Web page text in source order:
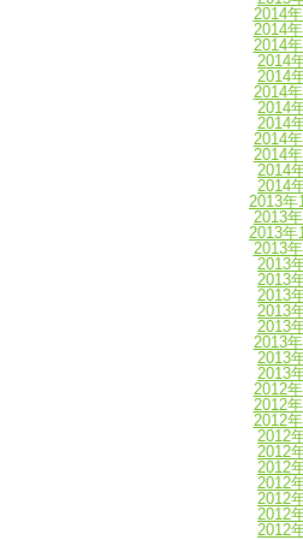
2014
2014
2014
2014
2014
2014
2014
2014
2014
2014
2014
2014
2013年
2013
2013年
2013
2013
2013
2013
2013
2013
2013
2013
2013
2012
2012
2012
2012
2012
2012
2012
2012
2012
2012